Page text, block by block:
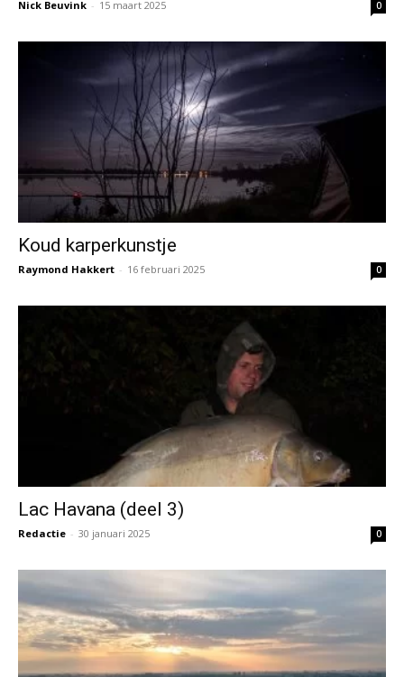
Nick Beuvink - 15 maart 2025 0
Koud karperkunstje
Raymond Hakkert - 16 februari 2025 0
Lac Havana (deel 3)
Redactie - 30 januari 2025 0